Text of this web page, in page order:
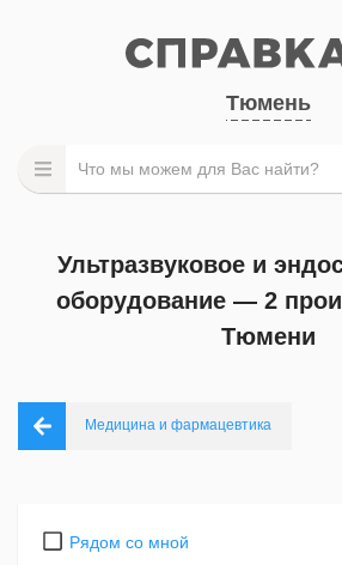
Тюмень
Ультразвуковое и
оборудование — 2
Тюмени
Медицина и фармацевтика
Рядом со мной